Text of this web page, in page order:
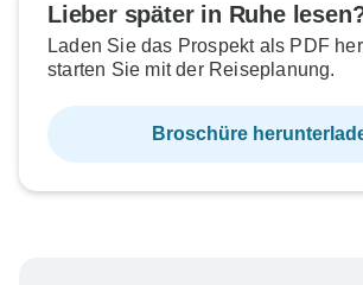
Lieber später in Ruhe
Laden Sie das Prospekt als PDF
starten Sie mit der Reiseplanung.
Broschüre